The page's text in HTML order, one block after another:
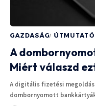
GAZDASÁG
A
Miért válaszd
A digitális fizetési
dombornyomott